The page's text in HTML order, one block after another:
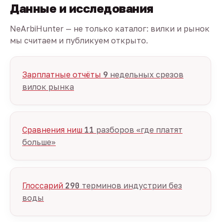
Данные и исследования
NeArbiHunter — не только каталог: вилки и рынок
мы считаем и публикуем открыто.
Зарплатные отчёты 9 недельных срезов
вилок рынка
Сравнения ниш 11 разборов «где платят
больше»
Глоссарий 290 терминов индустрии без
воды